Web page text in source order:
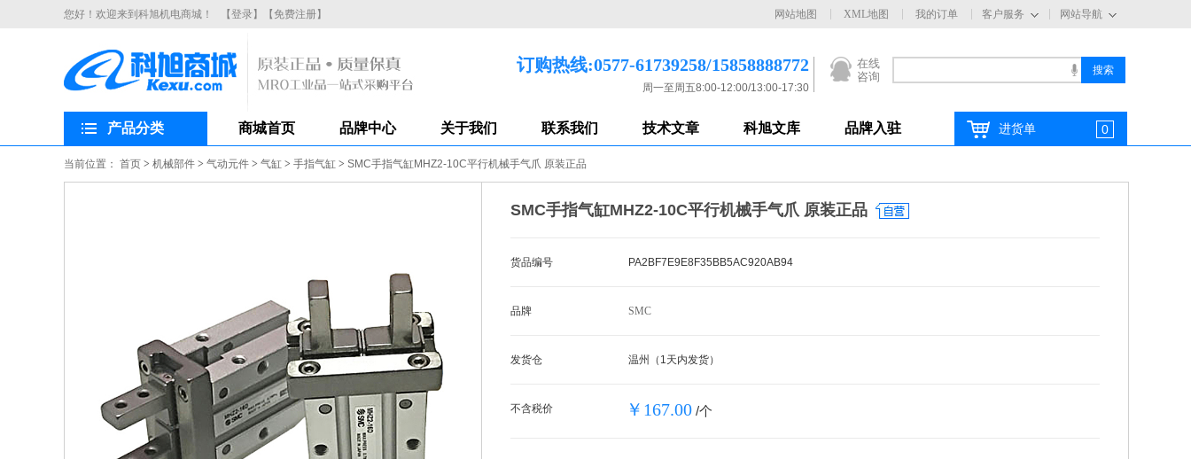
您好！欢迎来到科旭机电商城！ 【登录】 【免费注册】 网站导航
客户服务
网站地图 XML地图 我的订单
在线
咨询
订购热线:0577-61739258/15858888772
周一至周五8:00-12:00/13:00-17:30
产品分类 商城首页 品牌中心 关于我们 联系我们 技术文章 科旭文库 品牌入驻 进货单 0
当前位置： 首页 > 机械部件 > 气动元件 > 气缸 > 手指气缸 > SMC手指气缸MHZ2-10C平行机械手气爪 原装正品
SMC手指气缸MHZ2-10C平行机械手气爪 原装正品
货品编号 PA2BF7E9E8F35BB5AC920AB94
品牌 SMC
发货仓 温州（1天内发货）
不含税价 ￥167.00 /个